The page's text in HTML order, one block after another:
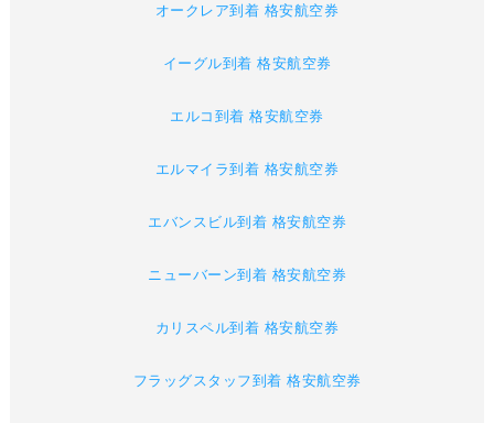
オークレア到着 格安航空券
イーグル到着 格安航空券
エルコ到着 格安航空券
エルマイラ到着 格安航空券
エバンスビル到着 格安航空券
ニューバーン到着 格安航空券
カリスペル到着 格安航空券
フラッグスタッフ到着 格安航空券